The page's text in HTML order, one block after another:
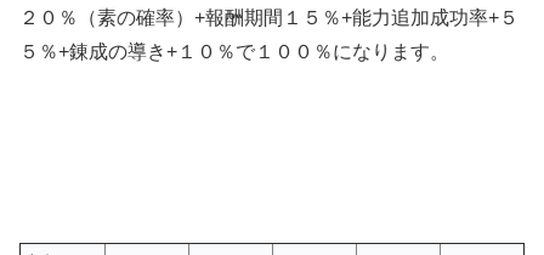
２０％（素の確率）+報酬期間１５％+能力追加成功率+５
５％+錬成の導き+１０％で１００％になります。